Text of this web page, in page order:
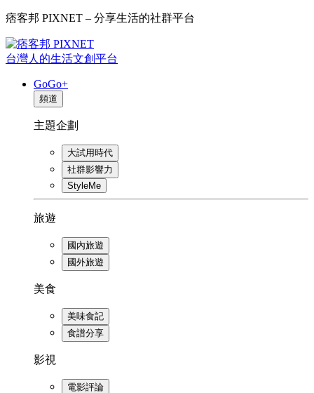
痞客邦 PIXNET – 分享生活的社群平台
台灣人的生活文創平台
GoGo+
頻道
主題企劃
大試用時代
社群影響力
StyleMe
旅遊
國內旅遊
國外旅遊
美食
美味食記
食譜分享
影視
電影評論